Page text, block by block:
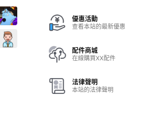
優惠活動
查看本站的最新優惠
配件商城
在線購買XX配件
法律聲明
本站的法律聲明